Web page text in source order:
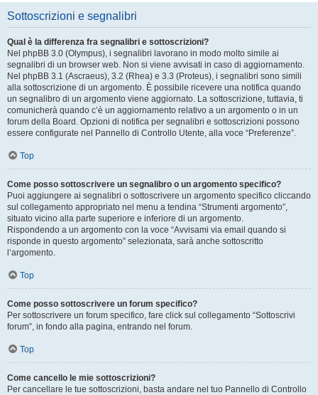
Sottoscrizioni e segnalibri
Qual è la differenza fra segnalibri e sottoscrizioni?
Nel phpBB 3.0 (Olympus), i segnalibri lavorano in modo molto simile ai
segnalibri di un browser web. Non si viene avvisati in caso di aggiornamento.
Nel phpBB 3.1 (Ascraeus), 3.2 (Rhea) e 3.3 (Proteus), i segnalibri sono simili
alla sottoscrizione di un argomento. È possibile ricevere una notifica quando
un segnalibro di un argomento viene aggiornato. La sottoscrizione, tuttavia, ti
comunicherà quando c’è un aggiornamento relativo a un argomento o in un
forum della Board. Opzioni di notifica per segnalibri e sottoscrizioni possono
essere configurate nel Pannello di Controllo Utente, alla voce “Preferenze”.
Top
Come posso sottoscrivere un segnalibro o un argomento specifico?
Puoi aggiungere ai segnalibri o sottoscrivere un argomento specifico cliccando
sul collegamento appropriato nel menu a tendina “Strumenti argomento”,
situato vicino alla parte superiore e inferiore di un argomento.
Rispondendo a un argomento con la voce “Avvisami via email quando si
risponde in questo argomento” selezionata, sarà anche sottoscritto
l’argomento.
Top
Come posso sottoscrivere un forum specifico?
Per sottoscrivere un forum specifico, fare click sul collegamento “Sottoscrivi
forum”, in fondo alla pagina, entrando nel forum.
Top
Come cancello le mie sottoscrizioni?
Per cancellare le tue sottoscrizioni, basta andare nel tuo Pannello di Controllo